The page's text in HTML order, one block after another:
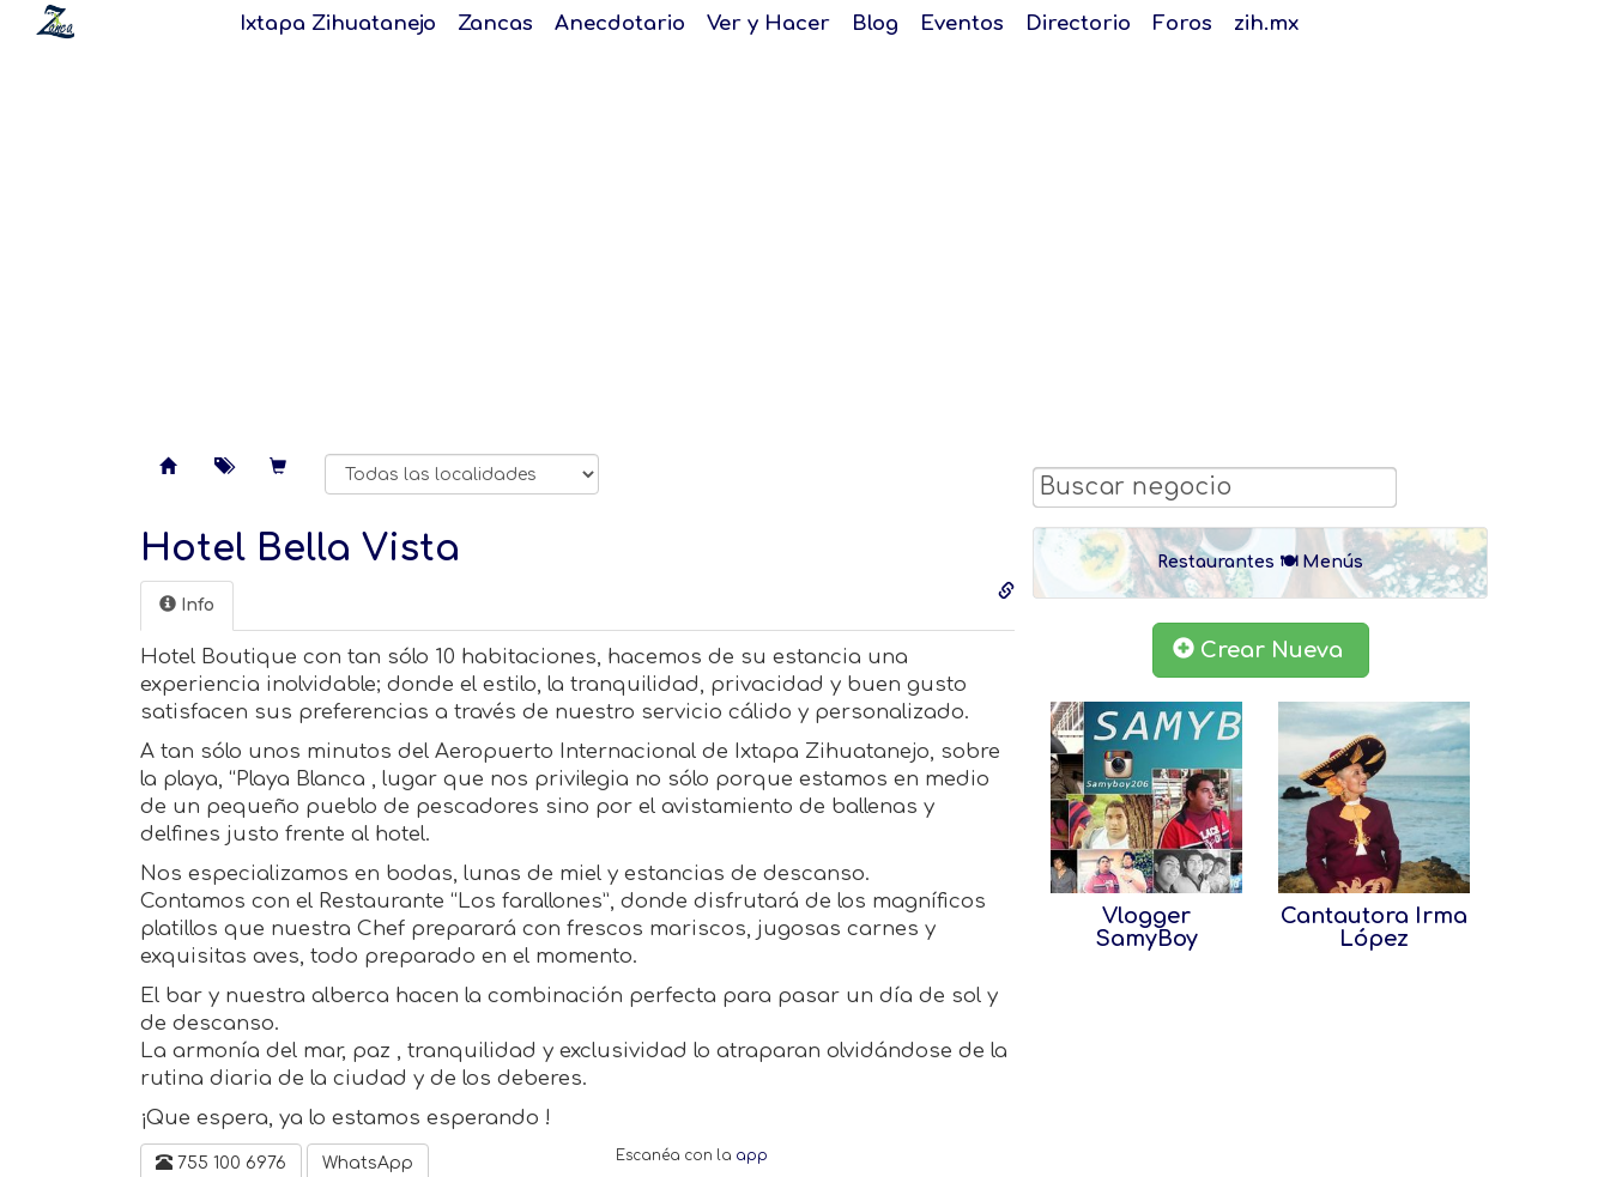
Ixtapa Zihuatanejo Zancas Anecdotario Ver y Hacer Blog Eventos Directorio Foros zih.mx
Hotel Bella Vista
Info
Hotel Boutique con tan sólo 10 habitaciones, hacemos de su estancia una
experiencia inolvidable; donde el estilo, la tranquilidad, privacidad y buen gusto
satisfacen sus preferencias a través de nuestro servicio cálido y personalizado.
A tan sólo unos minutos del Aeropuerto Internacional de Ixtapa Zihuatanejo, sobre
la playa, “Playa Blanca , lugar que nos privilegia no sólo porque estamos en medio
de un pequeño pueblo de pescadores sino por el avistamiento de ballenas y
delfines justo frente al hotel.
Nos especializamos en bodas, lunas de miel y estancias de descanso.
Contamos con el Restaurante “Los farallones”, donde disfrutará de los magníficos
platillos que nuestra Chef preparará con frescos mariscos, jugosas carnes y
exquisitas aves, todo preparado en el momento.
El bar y nuestra alberca hacen la combinación perfecta para pasar un día de sol y
de descanso.
La armonía del mar, paz , tranquilidad y exclusividad lo atraparan olvidándose de la
rutina diaria de la ciudad y de los deberes.
¡Que espera, ya lo estamos esperando !
Escanéa con la app
755 100 6976 WhatsApp
Restaurantes 🍽 Menús
Crear Nueva
Vlogger
SamyBoy
Cantautora Irma
López